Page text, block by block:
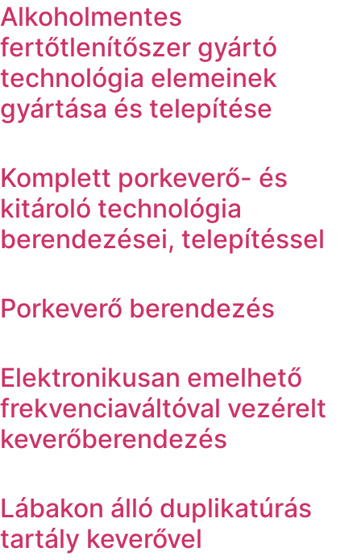
Alkoholmentes
fertőtlenítőszer gyártó
technológia elemeinek
gyártása és telepítése
Komplett porkeverő- és
kitároló technológia
berendezései, telepítéssel
Porkeverő berendezés
Elektronikusan emelhető
frekvenciaváltóval vezérelt
keverőberendezés
Lábakon álló duplikatúrás
tartály keverővel